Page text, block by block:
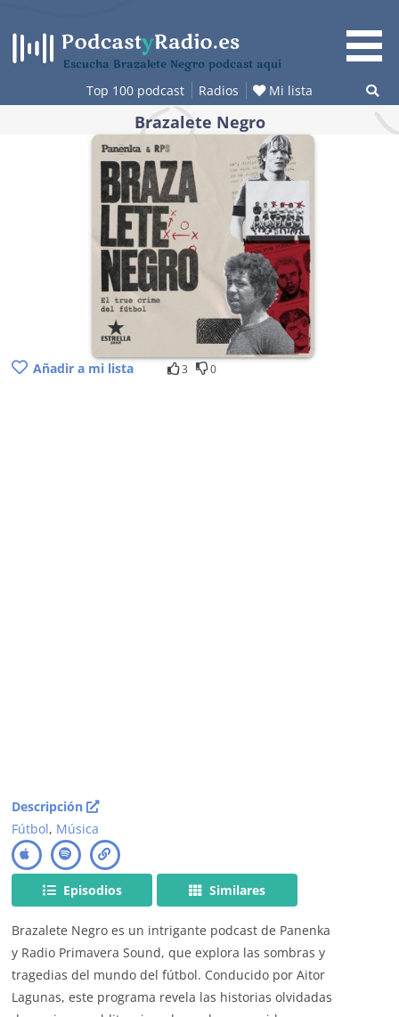
contenido
Escucha Brazalete Negro podcast aquí
Top 100 podcast Radios Mi lista
Brazalete Negro
Añadir a mi lista 3 0
Descripción
Fútbol, Música
Episodios Similares
Brazalete Negro es un intrigante podcast de Panenka
y Radio Primavera Sound, que explora las sombras y
tragedias del mundo del fútbol. Conducido por Aitor
Lagunas, este programa revela las historias olvidadas